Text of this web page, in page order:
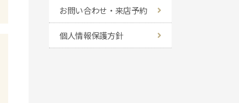
お問い合わせ・来店予約
個人情報保護方針